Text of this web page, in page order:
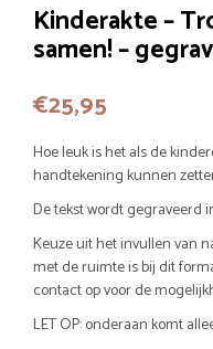
Kinderakte –
samen! –
€25,95
Hoe leuk is het als de
handtekening kunnen
De tekst wordt gegraveerd
Keuze uit het invullen van
met de ruimte is bij dit
contact op voor de
LET OP: onderaan komt